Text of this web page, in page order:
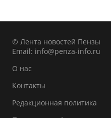
© Лента новостей Пензы
Email: info@penza-info.ru
О нас
Контакты
Редакционная политика